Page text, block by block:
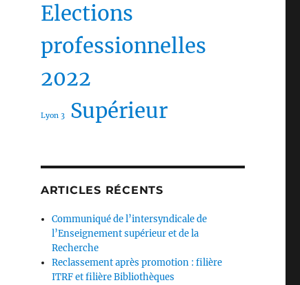
Elections
professionnelles
2022
Lyon 3 Supérieur
ARTICLES RÉCENTS
Communiqué de l’intersyndicale de
l’Enseignement supérieur et de la
Recherche
Reclassement après promotion : filière
ITRF et filière Bibliothèques